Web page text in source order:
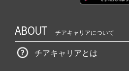
ABOUT チアキャリアについて
チアキャリアとは